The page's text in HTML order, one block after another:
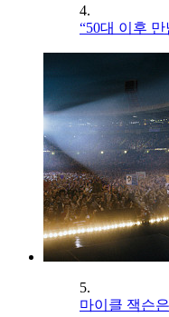
4.
“50대 이후
5.
마이클 잭슨